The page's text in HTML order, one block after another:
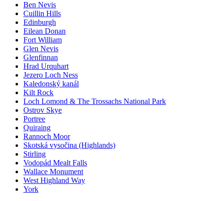
Ben Nevis
Cuillin Hills
Edinburgh
Eilean Donan
Fort William
Glen Nevis
Glenfinnan
Hrad Urquhart
Jezero Loch Ness
Kaledonský kanál
Kilt Rock
Loch Lomond & The Trossachs National Park
Ostrov Skye
Portree
Quiraing
Rannoch Moor
Skotská vysočina (Highlands)
Stirling
Vodopád Mealt Falls
Wallace Monument
West Highland Way
York